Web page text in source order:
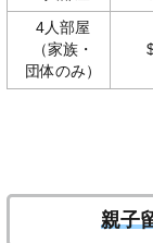
4人部屋
（家族・
団体のみ）
親子